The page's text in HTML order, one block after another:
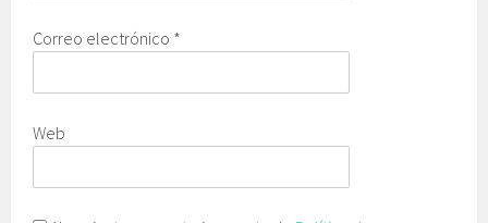
Correo electrónico *
Web